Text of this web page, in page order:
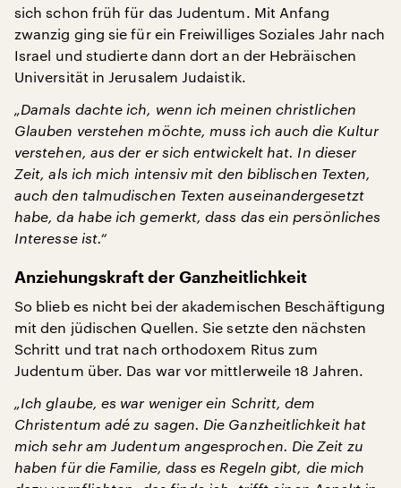
sich schon früh für das Judentum. Mit Anfang
zwanzig ging sie für ein Freiwilliges Soziales Jahr nach
Israel und studierte dann dort an der Hebräischen
Universität in Jerusalem Judaistik.
„Damals dachte ich, wenn ich meinen christlichen
Glauben verstehen möchte, muss ich auch die Kultur
verstehen, aus der er sich entwickelt hat. In dieser
Zeit, als ich mich intensiv mit den biblischen Texten,
auch den talmudischen Texten auseinandergesetzt
habe, da habe ich gemerkt, dass das ein persönliches
Interesse ist.“
Anziehungskraft der Ganzheitlichkeit
So blieb es nicht bei der akademischen Beschäftigung
mit den jüdischen Quellen. Sie setzte den nächsten
Schritt und trat nach orthodoxem Ritus zum
Judentum über. Das war vor mittlerweile 18 Jahren.
„Ich glaube, es war weniger ein Schritt, dem
Christentum adé zu sagen. Die Ganzheitlichkeit hat
mich sehr am Judentum angesprochen. Die Zeit zu
haben für die Familie, dass es Regeln gibt, die mich